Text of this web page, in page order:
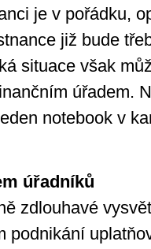
je v pořádku,
již bude
situace však
úřadem.
notebook v
úřadníků
zdlouhavé
podnikání